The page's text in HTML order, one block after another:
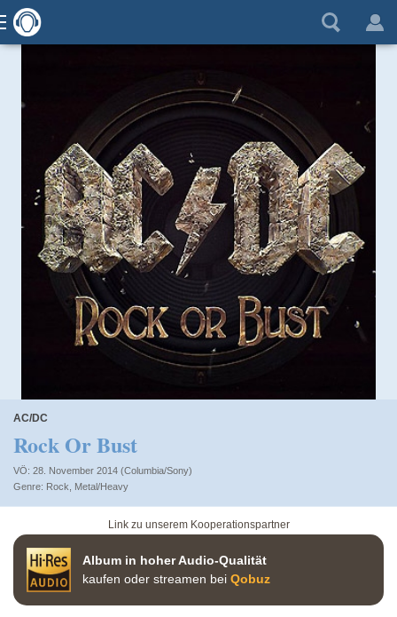
AC/DC
Rock Or Bust
VÖ: 28. November 2014 (Columbia/Sony)
Rock
Metal/Heavy
Link zu unserem Kooperationspartner
Album in hoher Audio-Qualität
kaufen oder streamen bei Qobuz